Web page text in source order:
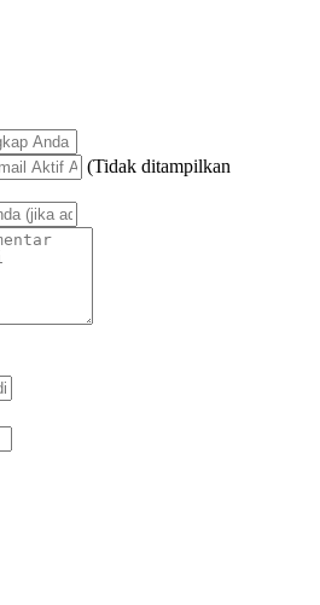
(Tidak ditampilkan